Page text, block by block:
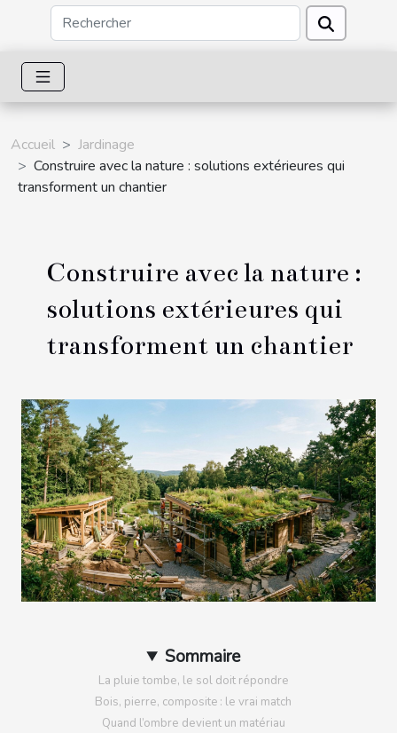
Accueil
Jardinage
Construire avec la nature : solutions extérieures qui
transforment un chantier
Construire avec la nature :
solutions extérieures qui
transforment un chantier
Sommaire
La pluie tombe, le sol doit répondre
Bois, pierre, composite : le vrai match
Quand l’ombre devient un matériau